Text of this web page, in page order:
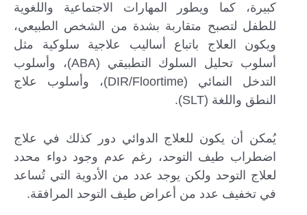
كبيرة، كما ويطور المهارات الاجتماعية واللغوية
للطفل لتصبح متقاربة بشدة من الشخص الطبيعي،
ويكون العلاج باتباع أساليب علاجية سلوكية مثل
أسلوب تحليل السلوك التطبيقي (ABA)، وأسلوب
التدخل النمائي (DIR/Floortime)، وأسلوب علاج
النطق واللغة (SLT).
يُمكن أن يكون للعلاج الدوائي دور كذلك في علاج
اضطراب طيف التوحد، رغم عدم وجود دواء محدد
لعلاج التوحد ولكن يوجد عدد من الأدوية التي تُساعد
في تخفيف عدد من أعراض طيف التوحد المرافقة.